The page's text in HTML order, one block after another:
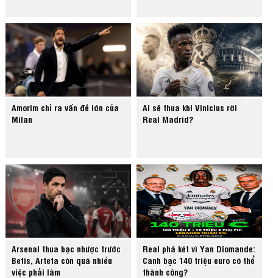
Amorim chỉ ra vấn đề lớn của
Milan
Ai sẽ thua khi Vinicius rời
Real Madrid?
Arsenal thua bạc nhược trước
Betis, Arteta còn quá nhiều
việc phải làm
Real phá két vì Yan Diomande:
Canh bạc 140 triệu euro có thể
thành công?